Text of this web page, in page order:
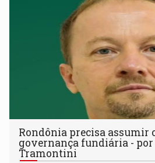
Rondônia precisa assumir
governança fundiária - por
Tramontini